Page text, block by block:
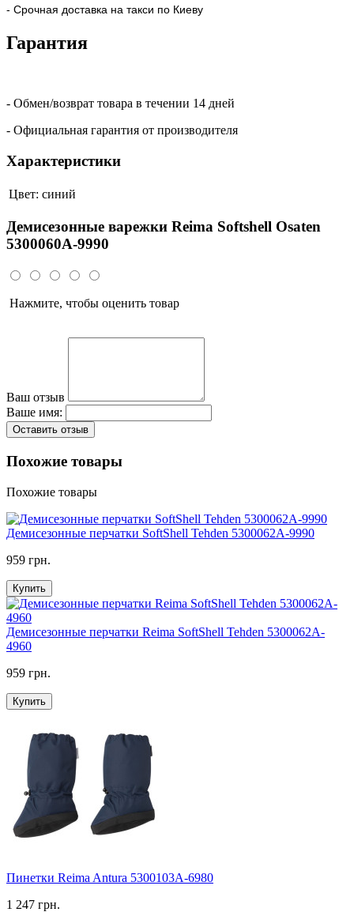
- Срочная доставка на такси по Киеву
Гарантия
- Обмен/возврат товара в течении 14 дней
- Официальная гарантия от производителя
Характеристики
Цвет: синий
Демисезонные варежки Reima Softshell Osaten
5300060A-9990
Нажмите, чтобы оценить товар
Ваш отзыв
Ваше имя:
Оставить отзыв
Похожие товары
Похожие товары
Демисезонные перчатки SoftShell Tehden 5300062A-9990
959 грн.
Купить
Демисезонные перчатки Reima SoftShell Tehden 5300062A-
4960
959 грн.
Купить
Пинетки Reima Antura 5300103A-6980
1 247 грн.